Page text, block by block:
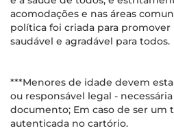
acomodações e nas áreas
política foi criada para
saudável e agradável para todos.
***Menores de idade devem
ou responsável legal -
documento; Em caso de ser um
autenticada no cartório.